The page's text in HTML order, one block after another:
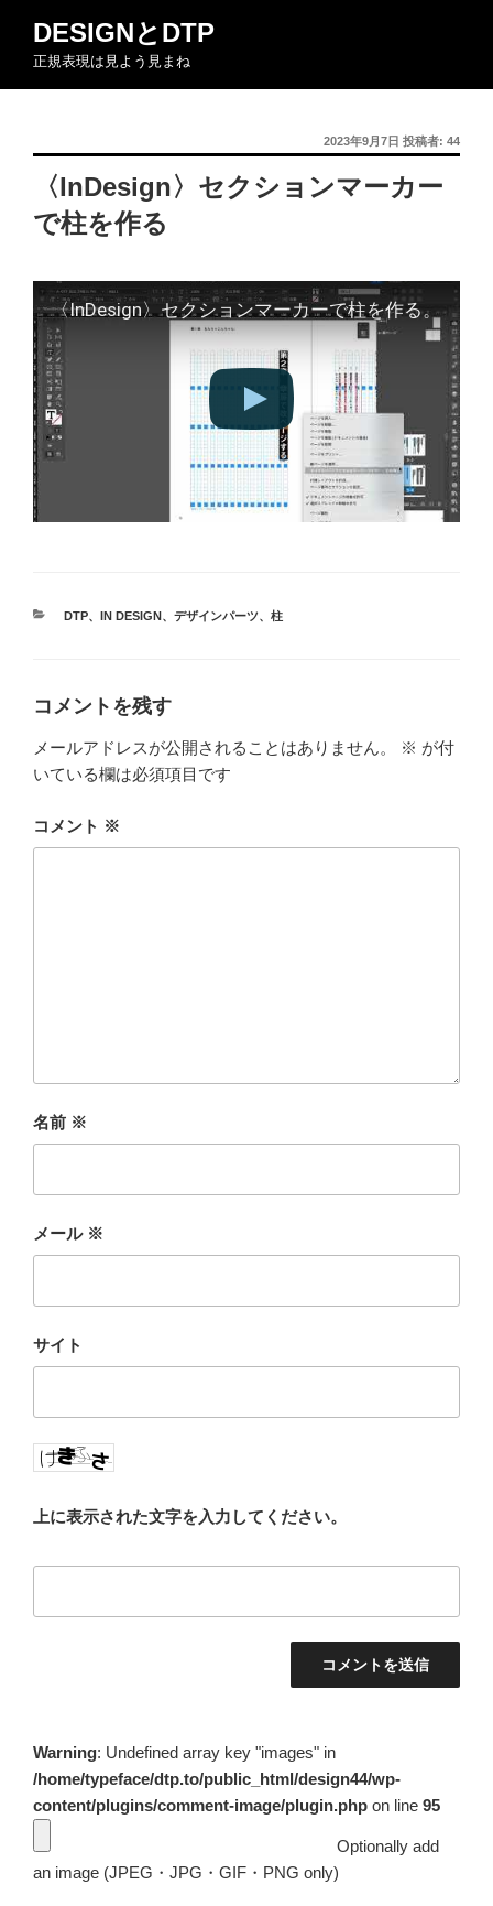
ン
DESIGNとDTP
正規表現は見よう見まね
投
稿
日:
2023年9月7日 投稿者: 44
〈InDesign〉セクションマーカー
で柱を作る
〈InDesign〉セクションマーカーで柱を作る。
カ
DTP、 IN DESIGN、 デザインパーツ、 柱
コメントを残す
メールアドレスが公開されることはありません。 ※ が付
いている欄は必須項目です
コメント ※
名前 ※
メール ※
サイト
上に表示された文字を入力してください。
Warning: Undefined array key "images" in
/home/typeface/dtp.to/public_html/design44/wp-
content/plugins/comment-image/plugin.php on line 95
Optionally add
an image (JPEG・JPG・GIF・PNG only)